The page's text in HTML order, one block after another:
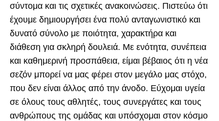
σύντομα και τις σχετικές ανακοινώσεις. Πιστεύω ότι
έχουμε δημιουργήσει ένα πολύ ανταγωνιστικό και
δυνατό σύνολο με ποιότητα, χαρακτήρα και
διάθεση για σκληρή δουλειά. Με ενότητα, συνέπεια
και καθημερινή προσπάθεια, είμαι βέβαιος ότι η νέα
σεζόν μπορεί να μας φέρει στον μεγάλο μας στόχο,
που δεν είναι άλλος από την άνοδο. Εύχομαι υγεία
σε όλους τους αθλητές, τους συνεργάτες και τους
ανθρώπους της ομάδας και υπόσχομαι στον κόσμο